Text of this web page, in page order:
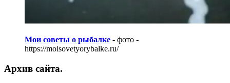
Мои советы о рыбалке - фото -
https://moisovetyorybalke.ru/
Архив сайта.